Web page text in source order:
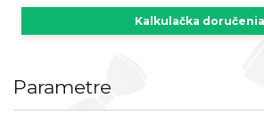
Kalkulačka doručenia
Parametre